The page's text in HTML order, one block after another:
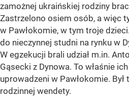
zamożnej ukraińskiej rodziny
Zastrzelono osiem osób, a więc
w Pawłokomie, w tym troje
do nieczynnej studni na rynku w
W egzekucji brali udział m.in.
Gąsecki z Dynowa. To właśnie
uprowadzeni w Pawłokomie.
rodzinnej wendety.